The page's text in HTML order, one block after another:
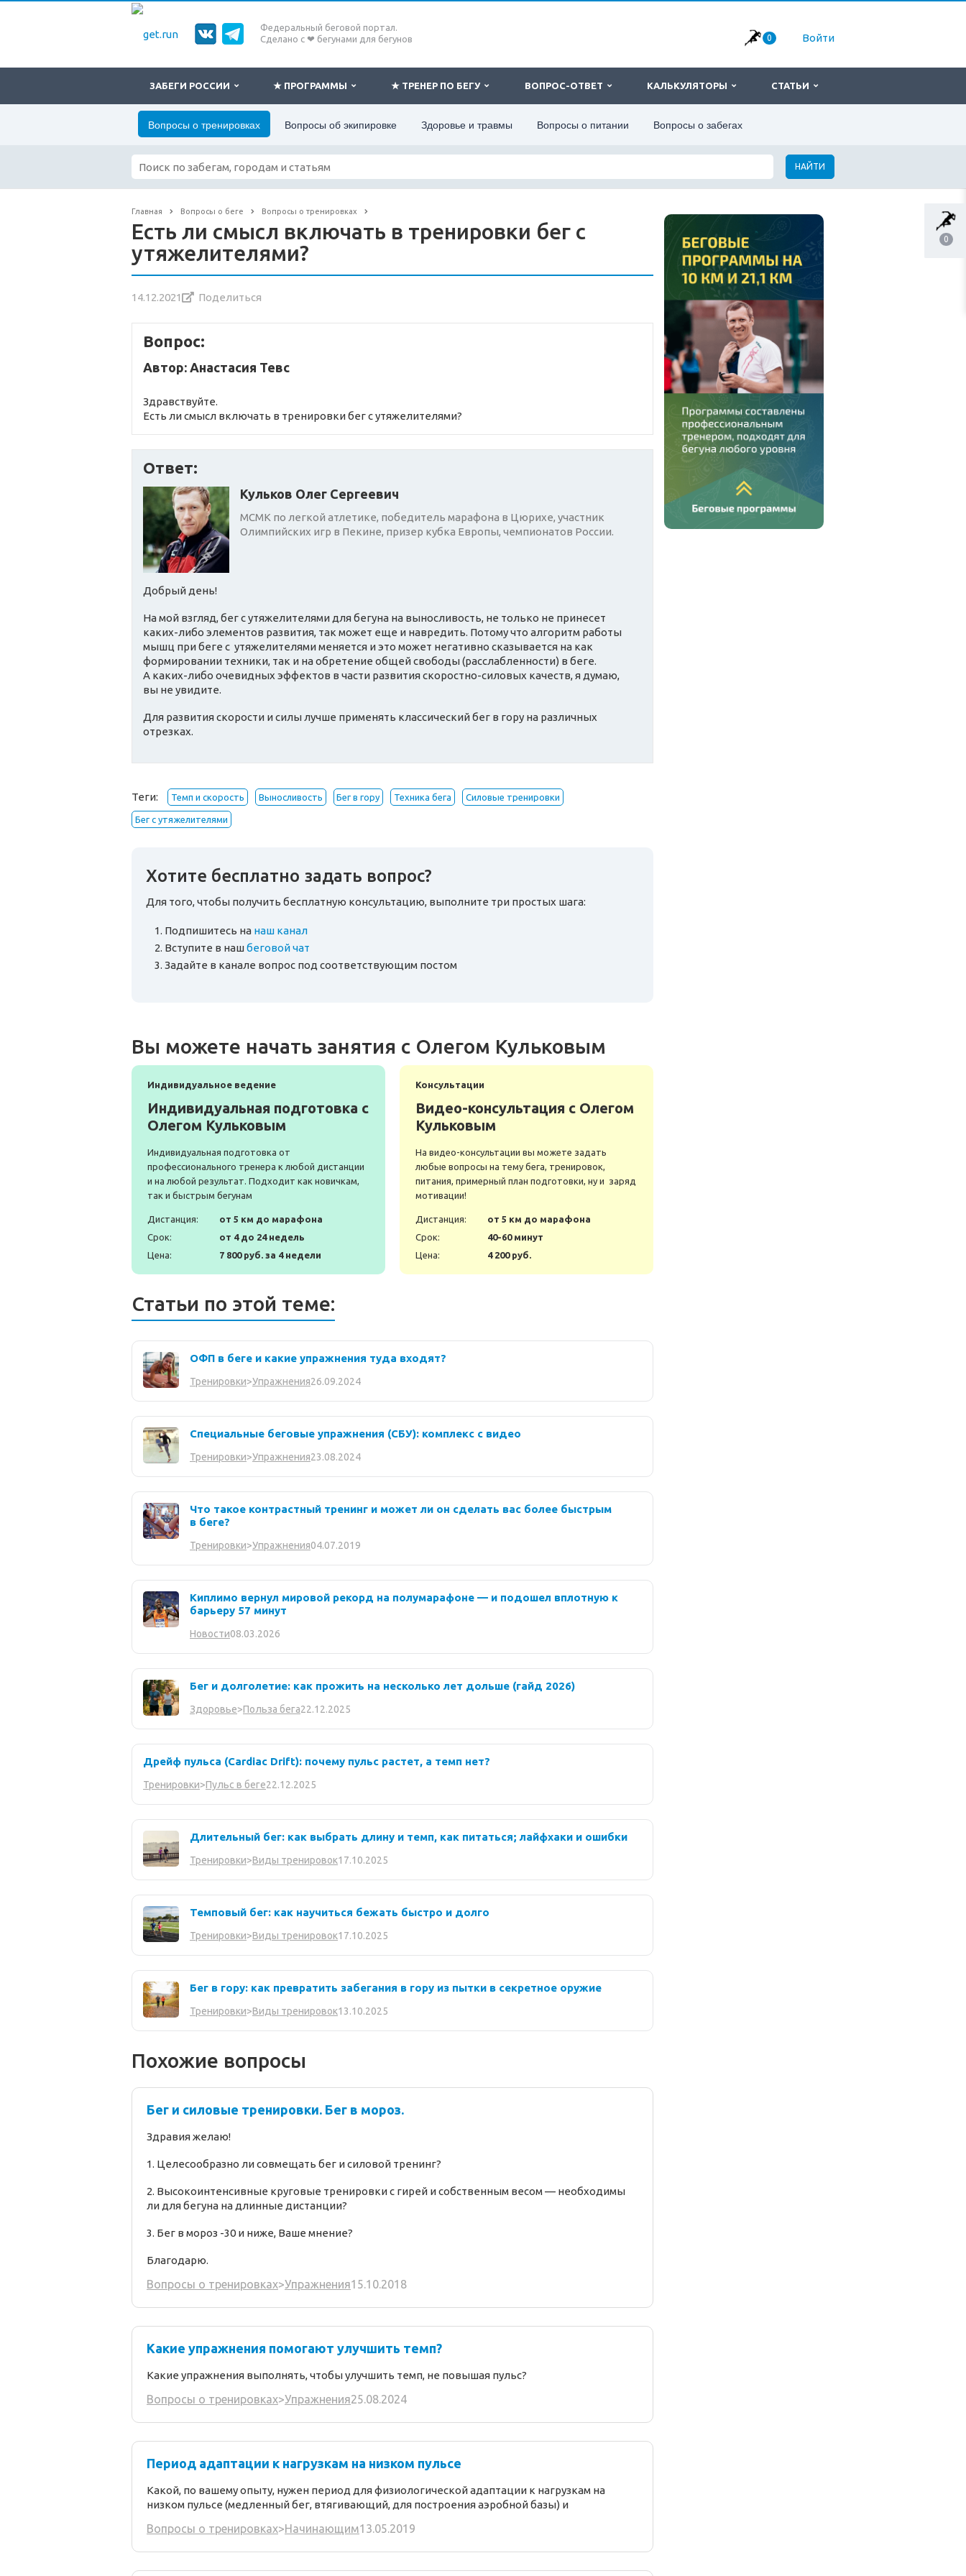
0
Федеральный беговой портал.
Сделано с ❤ бегунами для бегунов
0 Войти
ЗАБЕГИ РОССИИ ★ ПРОГРАММЫ ★ ТРЕНЕР ПО БЕГУ ВОПРОС-ОТВЕТ КАЛЬКУЛЯТОРЫ СТАТЬИ
Вопросы о тренировках Вопросы об экипировке Здоровье и травмы Вопросы о питании Вопросы о забегах
НАЙТИ
Главная Вопросы о беге Вопросы о тренировках
Есть ли смысл включать в тренировки бег с
утяжелителями?
14.12.2021 Поделиться
Вопрос:
Автор: Анастасия Тевс
Здравствуйте.
Есть ли смысл включать в тренировки бег с утяжелителями?
Ответ:
Кульков Олег Сергеевич
МСМК по легкой атлетике, победитель марафона в Цюрихе, участник
Олимпийских игр в Пекине, призер кубка Европы, чемпионатов России.
Добрый день!
На мой взгляд, бег с утяжелителями для бегуна на выносливость, не только не принесет
каких-либо элементов развития, так может еще и навредить. Потому что алгоритм работы
мышц при беге с утяжелителями меняется и это может негативно сказывается на как
формировании техники, так и на обретение общей свободы (расслабленности) в беге.
А каких-либо очевидных эффектов в части развития скоростно-силовых качеств, я думаю,
вы не увидите.
Для развития скорости и силы лучше применять классический бег в гору на различных
отрезках.
Теги: Темп и скорость Выносливость Бег в гору Техника бега Силовые тренировки
Бег с утяжелителями
Хотите бесплатно задать вопрос?
Для того, чтобы получить бесплатную консультацию, выполните три простых шага:
Подпишитесь на наш канал
Вступите в нашбеговой чат
Задайте в канале вопрос под соответствующим постом
Вы можете начать занятия с Олегом Кульковым
Индивидуальное ведение
Индивидуальная подготовка с
Олегом Кульковым
Индивидуальная подготовка от
профессионального тренера к любой дистанции
и на любой результат. Подходит как новичкам,
так и быстрым бегунам
Дистанция:
от 5 км до марафона
Срок:
от 4 до 24 недель
Цена:
7 800 руб. за 4 недели
Консультации
Видео-консультация с Олегом
Кульковым
На видео-консультации вы можете задать
любые вопросы на тему бега, тренировок,
питания, примерный план подготовки, ну и заряд
мотивации!
Дистанция:
от 5 км до марафона
Срок:
40-60 минут
Цена:
4 200 руб.
Статьи по этой теме:
ОФП в беге и какие упражнения туда входят?
Тренировки>Упражнения26.09.2024
Специальные беговые упражнения (СБУ): комплекс с видео
Тренировки>Упражнения23.08.2024
Что такое контрастный тренинг и может ли он сделать вас более быстрым
в беге?
Тренировки>Упражнения04.07.2019
Киплимо вернул мировой рекорд на полумарафоне — и подошел вплотную к
барьеру 57 минут
Новости08.03.2026
Бег и долголетие: как прожить на несколько лет дольше (гайд 2026)
Здоровье>Польза бега22.12.2025
Дрейф пульса (Cardiac Drift): почему пульс растет, а темп нет?
Тренировки>Пульс в беге22.12.2025
Длительный бег: как выбрать длину и темп, как питаться; лайфхаки и ошибки
Тренировки>Виды тренировок17.10.2025
Темповый бег: как научиться бежать быстро и долго
Тренировки>Виды тренировок17.10.2025
Бег в гору: как превратить забегания в гору из пытки в секретное оружие
Тренировки>Виды тренировок13.10.2025
Похожие вопросы
Бег и силовые тренировки. Бег в мороз.
Здравия желаю!
1. Целесообразно ли совмещать бег и силовой тренинг?
2. Высокоинтенсивные круговые тренировки с гирей и собственным весом — необходимы
ли для бегуна на длинные дистанции?
3. Бег в мороз -30 и ниже, Ваше мнение?
Благодарю.
Вопросы о тренировках>Упражнения15.10.2018
Какие упражнения помогают улучшить темп?
Какие упражнения выполнять, чтобы улучшить темп, не повышая пульс?
Вопросы о тренировках>Упражнения25.08.2024
Период адаптации к нагрузкам на низком пульсе
Какой, по вашему опыту, нужен период для физиологической адаптации к нагрузкам на
низком пульсе (медленный бег, втягивающий, для построения аэробной базы) и
Вопросы о тренировках>Начинающим13.05.2019